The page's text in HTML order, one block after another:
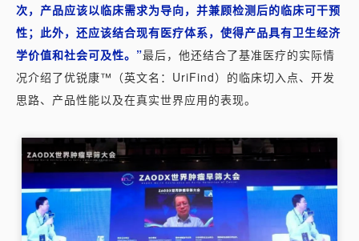
次，产品应该以临床需求为导向，并兼顾检测后的临床可干预
性；此外，还应该结合现有医疗体系，使得产品具有卫生经济
学价值和社会可及性。”最后，他还结合了基准医疗的实际情
况介绍了优锐康™（英文名：UriFind）的临床切入点、开发
思路、产品性能以及在真实世界应用的表现。